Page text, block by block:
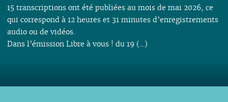
15 transcriptions ont été publiées au mois de mai 2026, ce
qui correspond à 12 heures et 31 minutes d’enregistrements
audio ou de vidéos.
Dans l’émission Libre à vous ! du 19 (…)